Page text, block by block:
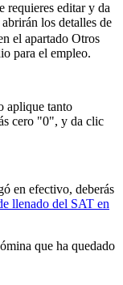
requieres editar y da
abrirán los detalles de
el apartado Otros
para el empleo.
aplique tanto
s cero "0", y da clic
ó en efectivo, deberás
llenado del SAT en
ómina que ha quedado